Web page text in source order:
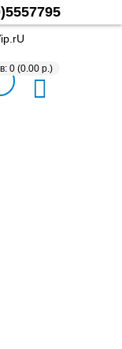
0 (0.00 р.)